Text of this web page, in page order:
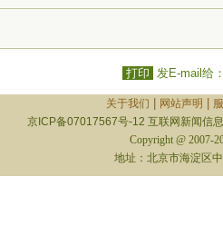
打印 发E-mail给
关于我们 网站声明
京ICP备07017567号-12 互联网新闻信
Copyright @ 2007-
地址：北京市海淀区